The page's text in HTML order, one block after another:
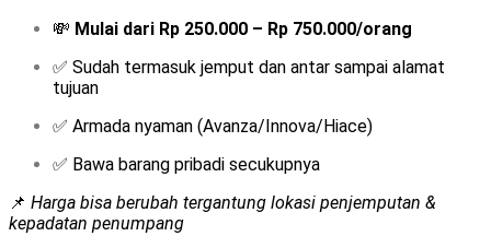
💸 Mulai dari Rp 250.000 – Rp 750.000/orang
✅ Sudah termasuk jemput dan antar sampai alamat
tujuan
✅ Armada nyaman (Avanza/Innova/Hiace)
✅ Bawa barang pribadi secukupnya
📌 Harga bisa berubah tergantung lokasi penjemputan &
kepadatan penumpang